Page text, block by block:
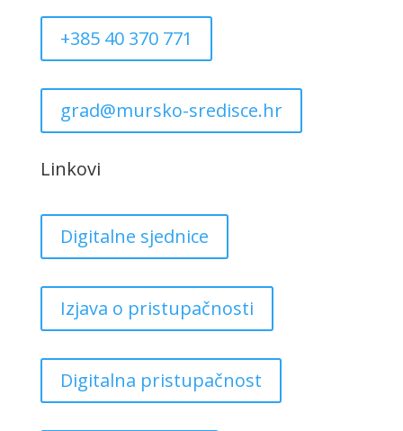
+385 40 370 771
grad@mursko-sredisce.hr
Linkovi
Digitalne sjednice
Izjava o pristupačnosti
Digitalna pristupačnost